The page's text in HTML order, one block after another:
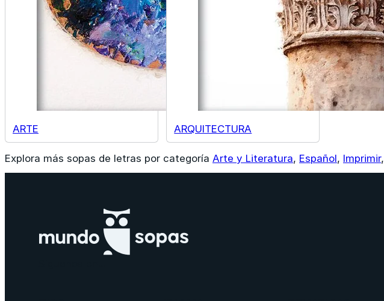
ARTE ARQUITECTURA
Explora más sopas de letras por categoría Arte y Literatura, Español, Imprimir,